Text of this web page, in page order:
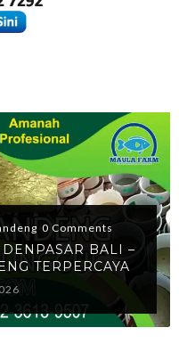
0 Comments
BALI –
TERPERCAYA